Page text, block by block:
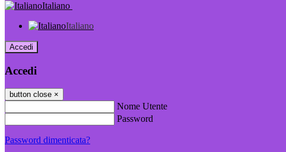
Italiano
Italiano
Accedi
Accedi
button close ×
Nome Utente
Password
Password dimenticata?